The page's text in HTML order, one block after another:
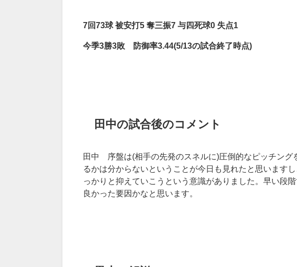
7回73球被安打5 奪三振7 与四死球0 失点1
今季3勝3敗 防御率3.44(5/13の試合終了時点)
田中の試合後のコメント
田中 序盤は(相手の先発のスネルに)圧倒的なピッチング
るかは分からないということが今日も見れたと思います
っかりと抑えていこうという意識がありました。早い段
良かった要因かなと思います。